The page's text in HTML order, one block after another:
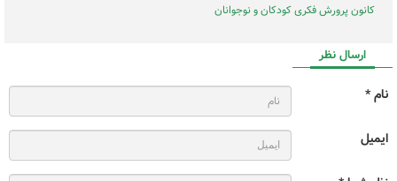
کانون پرورش فکری کودکان و نوجوانان
ارسال نظر
نام *
ایمیل